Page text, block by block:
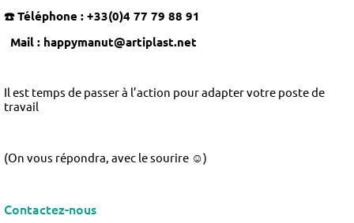
☎️ Téléphone : +33(0)4 77 79 88 91
Mail : happymanut@artiplast.net
Il est temps de passer à l’action pour adapter votre poste de
travail
(On vous répondra, avec le sourire ☺️)
Contactez-nous